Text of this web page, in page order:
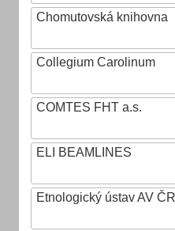
Chomutovská knihovna
Collegium Carolinum
COMTES FHT a.s.
ELI BEAMLINES
Etnologický ústav AV